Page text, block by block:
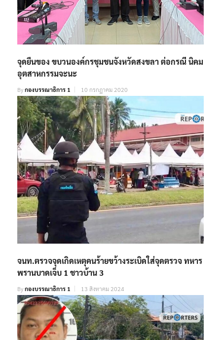
จุดยืนของ ขบวนองค์กรชุมชนจังหวัดสงขลา ต่อกรณี นิคม
อุตสาหกรรมจะนะ
Byกองบรรณาธิการ 1 10 กรกฎาคม 2020
จนท.ตรวจจุดเกิดเหตุคนร้ายขว้างระเบิดใส่จุดตรวจ ทหาร
พรานบาดเจ็บ 1 ชาวบ้าน 3
Byกองบรรณาธิการ 1 13 สิงหาคม 2024